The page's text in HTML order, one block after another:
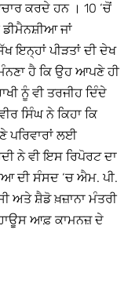
ਕਰਦੇ ਹਨ । 10 ‘ਚੋਂ
ਡੀਮੈਨਸ਼ੀਆ ਜਾਂ
ਇਨ੍ਹਾਂ ਪੀੜਤਾਂ ਦੀ ਦੇਖ
ਹੈ ਕਿ ਉਹ ਆਪਣੇ ਹੀ
ਨੂੰ ਵੀ ਤਰਜੀਹ ਦਿੰਦੇ
ਸਿੰਘ ਨੇ ਕਿਹਾ ਕਿ
ਪਰਿਵਾਰਾਂ ਲਈ
ਨੇ ਵੀ ਇਸ ਰਿਪੋਰਟ ਦਾ
ਦੀ ਸੰਸਦ ‘ਚ ਐਮ. ਪੀ.
ਅਤੇ ਸ਼ੈਡੋ ਖ਼ਜ਼ਾਨਾ ਮੰਤਰੀ
ਆਫ਼ ਕਾਮਨਜ਼ ਦੇ